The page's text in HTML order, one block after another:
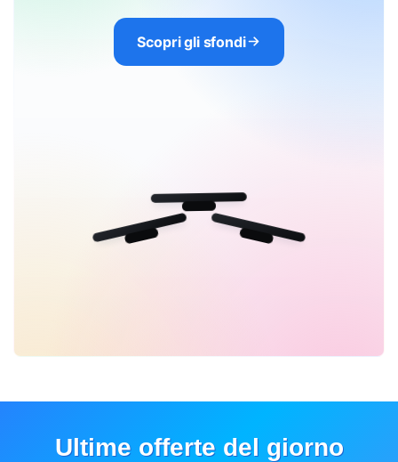
Scopri gli sfondi
Ultime offerte del giorno